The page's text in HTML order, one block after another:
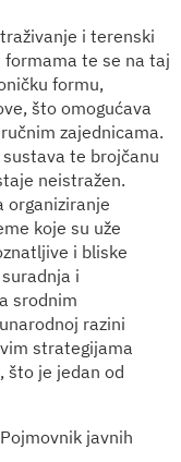
i terenski
te se na taj
formu,
što omogućava
zajednicama.
te brojčanu
neistražen.
organiziranje
koje su uže
i bliske
i
srodnim
razini
strategijama
što je jedan od
javnih